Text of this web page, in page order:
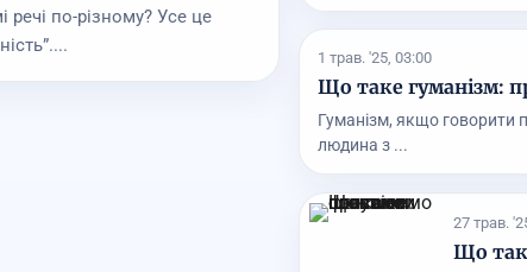
по-різному? Усе це
1 трав. '25, 03:00
Що таке гуманізм:
Гуманізм, якщо говорити
людина з ...
27 трав.
Що